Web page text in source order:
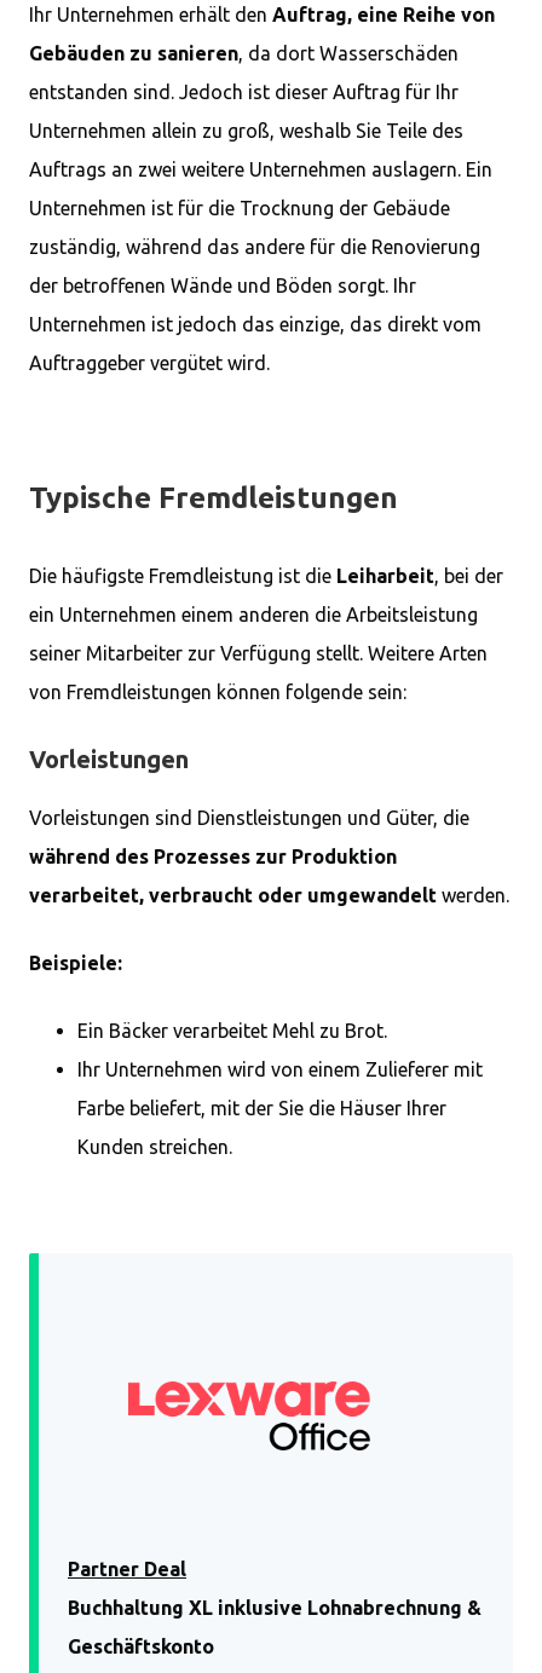
Ihr Unternehmen erhält den Auftrag, eine Reihe von
Gebäuden zu sanieren, da dort Wasserschäden
entstanden sind. Jedoch ist dieser Auftrag für Ihr
Unternehmen allein zu groß, weshalb Sie Teile des
Auftrags an zwei weitere Unternehmen auslagern. Ein
Unternehmen ist für die Trocknung der Gebäude
zuständig, während das andere für die Renovierung
der betroffenen Wände und Böden sorgt. Ihr
Unternehmen ist jedoch das einzige, das direkt vom
Auftraggeber vergütet wird.
Typische Fremdleistungen
Die häufigste Fremdleistung ist die Leiharbeit, bei der
ein Unternehmen einem anderen die Arbeitsleistung
seiner Mitarbeiter zur Verfügung stellt. Weitere Arten
von Fremdleistungen können folgende sein:
Vorleistungen
Vorleistungen sind Dienstleistungen und Güter, die
während des Prozesses zur Produktion
verarbeitet, verbraucht oder umgewandelt werden.
Beispiele:
Ein Bäcker verarbeitet Mehl zu Brot.
Ihr Unternehmen wird von einem Zulieferer mit
Farbe beliefert, mit der Sie die Häuser Ihrer
Kunden streichen.
Partner Deal
Buchhaltung XL inklusive Lohnabrechnung &
Geschäftskonto